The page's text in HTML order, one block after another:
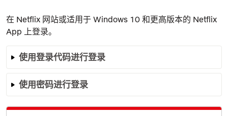
在 Netflix 网站或适用于 Windows 10 和更高版本的 Netflix
App 上登录。
使用登录代码进行登录
使用密码进行登录